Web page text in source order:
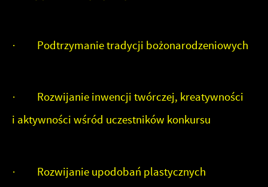
· Podtrzymanie tradycji bożonarodzeniowych
· Rozwijanie inwencji twórczej, kreatywności
i aktywności wśród uczestników konkursu
· Rozwijanie upodobań plastycznych
usług. Firmy te działają w charakterze pośredników